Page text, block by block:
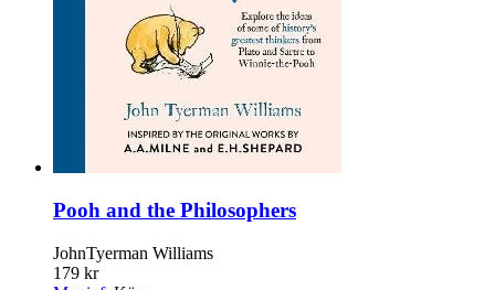
Pooh and the Philosophers
JohnTyerman Williams
179 kr